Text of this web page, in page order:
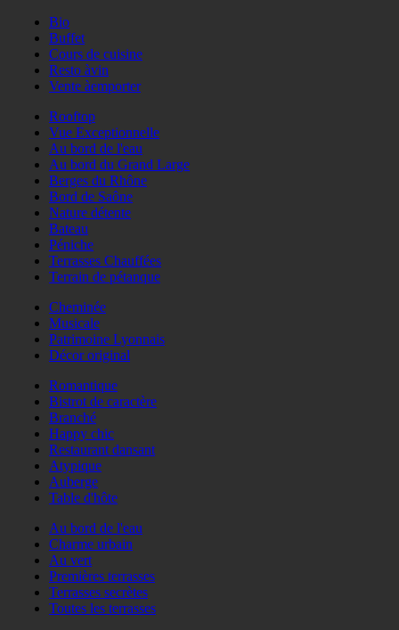
Bio
Buffet
Cours de cuisine
Resto àvin
Vente àemporter
Rooftop
Vue Exceptionnelle
Au bord de l'eau
Au bord du Grand Large
Berges du Rhône
Bord de Saône
Nature détente
Bateau
Péniche
Terrasses Chauffées
Terrain de pétanque
Cheminée
Musicale
Patrimoine Lyonnais
Décor original
Romantique
Bistrot de caractère
Branché
Happy chic
Restaurant dansant
Atypique
Auberge
Table d'hôte
Au bord de l'eau
Charme urbain
Au vert
Premières terrasses
Terrasses secrètes
Toutes les terrasses